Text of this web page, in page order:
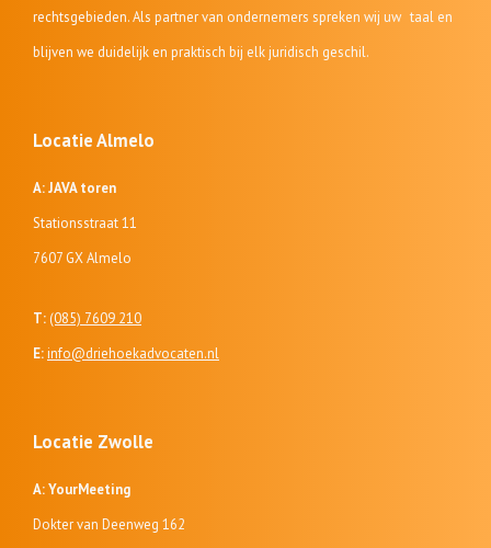
rechtsgebieden. Als partner van ondernemers spreken wij uw taal en
blijven we duidelijk en praktisch bij elk juridisch geschil.
Locatie Almelo
A: JAVA toren
Stationsstraat 11
7607 GX Almelo
T:(085) 7609 210
E:info@driehoekadvocaten.nl
Locatie Zwolle
A: YourMeeting
Dokter van Deenweg 162